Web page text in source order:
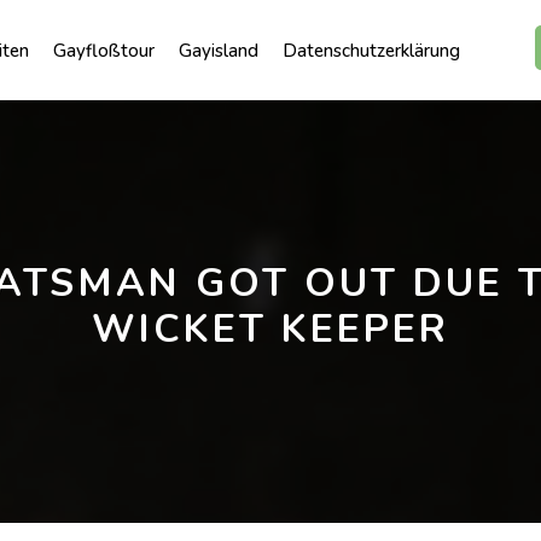
Gayfloßtour Gayisland Datenschutzerklärung
GOT OUT DUE
WICKET KEEPER